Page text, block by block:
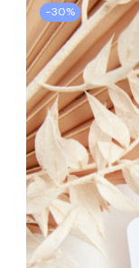
−30%